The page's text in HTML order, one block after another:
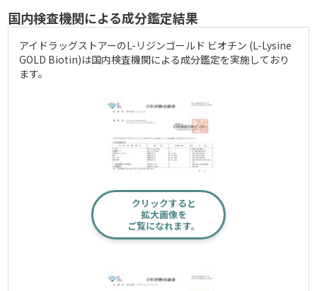
国内検査機関による成分鑑定結果
アイドラッグストアーのL-リジンゴールド ビオチン (L-Lysine
GOLD Biotin)は国内検査機関による成分鑑定を実施しており
ます。
クリックすると
拡大画像を
ご覧になれます。